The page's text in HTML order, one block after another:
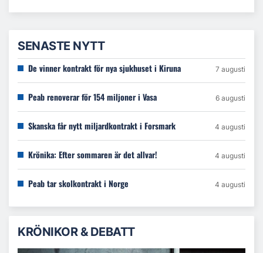
SENASTE NYTT
De vinner kontrakt för nya sjukhuset i Kiruna 7 augusti
Peab renoverar för 154 miljoner i Vasa 6 augusti
Skanska får nytt miljardkontrakt i Forsmark 4 augusti
Krönika: Efter sommaren är det allvar! 4 augusti
Peab tar skolkontrakt i Norge 4 augusti
KRÖNIKOR & DEBATT